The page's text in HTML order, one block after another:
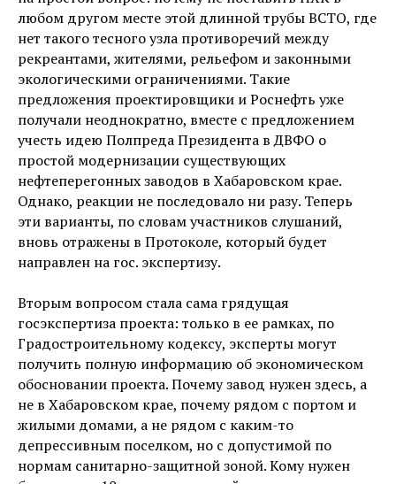
любом другом месте этой длинной трубы ВСТО, где
нет такого тесного узла противоречий между
рекреантами, жителями, рельефом и законными
экологическими ограничениями. Такие
предложения проектировщики и Роснефть уже
получали неоднократно, вместе с предложением
учесть идею Полпреда Президента в ДВФО о
простой модернизации существующих
нефтеперегонных заводов в Хабаровском крае.
Однако, реакции не последовало ни разу. Теперь
эти варианты, по словам участников слушаний,
вновь отражены в Протоколе, который будет
направлен на гос. экспертизу.
Вторым вопросом стала сама грядущая
госэкспертиза проекта: только в ее рамках, по
Градостроительному кодексу, эксперты могут
получить полную информацию об экономическом
обосновании проекта. Почему завод нужен здесь, а
не в Хабаровском крае, почему рядом с портом и
жилыми домами, а не рядом с каким-то
депрессивным поселком, но с допустимой по
нормам санитарно-защитной зоной. Кому нужен